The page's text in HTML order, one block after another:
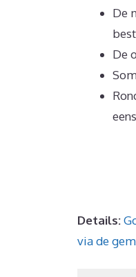
De
De
Details:
via de